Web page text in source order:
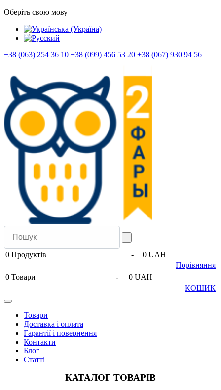
Оберіть свою мову
+38 (063) 254 36 10 +38 (099) 456 53 20 +38 (067) 930 94 56
0 Продуктів -
0 UAH
Порівняння
0 Товари -
0 UAH
КОШИК
Товари
Доставка і оплата
Гарантії і повернення
Контакти
Блог
Статті
КАТАЛОГ ТОВАРІВ